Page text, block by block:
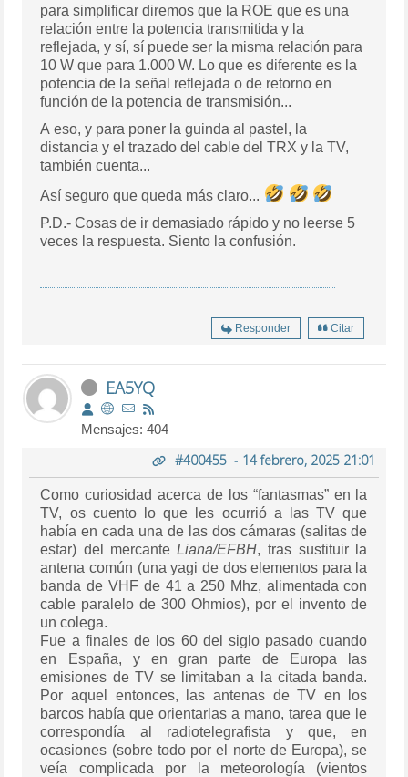
para simplificar diremos que la ROE que es una
relación entre la potencia transmitida y la
reflejada, y sí, sí puede ser la misma relación para
10 W que para 1.000 W. Lo que es diferente es la
potencia de la señal reflejada o de retorno en
función de la potencia de transmisión...
A eso, y para poner la guinda al pastel, la
distancia y el trazado del cable del TRX y la TV,
también cuenta...
Así seguro que queda más claro...
P.D.- Cosas de ir demasiado rápido y no leerse 5
veces la respuesta. Siento la confusión.
Responder Citar
EA5YQ
Mensajes: 404
#400455- 14 febrero, 2025 21:01
Como curiosidad acerca de los “fantasmas” en la
TV, os cuento lo que les ocurrió a las TV que
había en cada una de las dos cámaras (salitas de
estar) del mercanteLiana/EFBH, tras sustituir la
antena común (una yagi de dos elementos para la
banda de VHF de 41 a 250 Mhz, alimentada con
cable paralelo de 300 Ohmios), por el invento de
un colega.
Fue a finales de los 60 del siglo pasado cuando
en España, y en gran parte de Europa las
emisiones de TV se limitaban a la citada banda.
Por aquel entonces, las antenas de TV en los
barcos había que orientarlas a mano, tarea que le
correspondía al radiotelegrafista y que, en
ocasiones (sobre todo por el norte de Europa), se
veía complicada por la meteorología (vientos